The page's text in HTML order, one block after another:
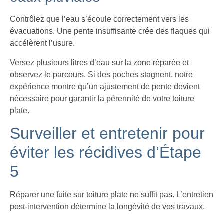
Contrôlez que l’eau s’écoule correctement vers les
évacuations. Une pente insuffisante crée des flaques qui
accélèrent l’usure.
Versez plusieurs litres d’eau sur la zone réparée et
observez le parcours. Si des poches stagnent, notre
expérience montre qu’un ajustement de pente devient
nécessaire pour garantir la pérennité de votre toiture
plate.
Surveiller et entretenir pour
éviter les récidives d’Étape
5
Réparer une fuite sur toiture plate ne suffit pas. L’entretien
post-intervention détermine la longévité de vos travaux.